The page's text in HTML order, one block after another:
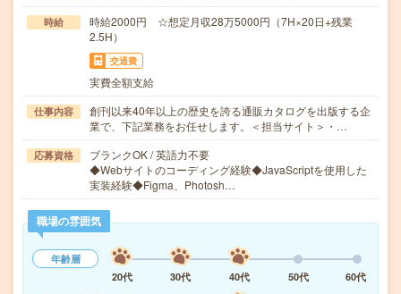
時給
時給2000円 ☆想定月収28万5000円（7H×20日+残業
2.5H）
交通費
実費全額支給
仕事内容
創刊以来40年以上の歴史を誇る通販カタログを出版する企
業で、下記業務をお任せします。＜担当サイト＞・…
応募資格
ブランクOK / 英語力不要
◆Webサイトのコーディング経験◆JavaScriptを使用した
実装経験◆Figma、Photosh…
職場の雰囲気
年齢層
20代
30代 40代 50代
60代